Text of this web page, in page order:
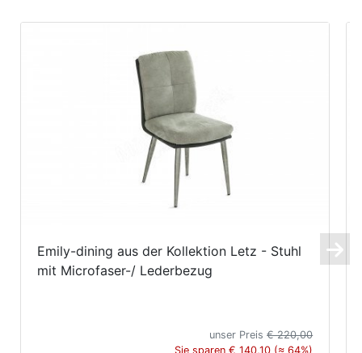
Emily-dining aus der Kollektion Letz - Stuhl
mit Microfaser-/ Lederbezug
unser Preis€ 220,00
Sie sparen € 140,10 (≈ 64%)